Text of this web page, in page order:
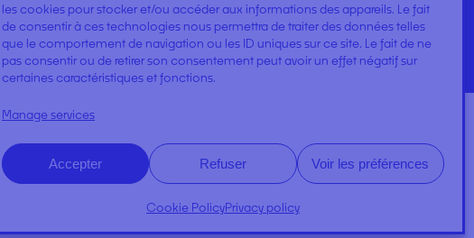
les cookies pour stocker et/ou accéder aux informations des appareils. Le fait
de consentir à ces technologies nous permettra de traiter des données telles
que le comportement de navigation ou les ID uniques sur ce site. Le fait de ne
pas consentir ou de retirer son consentement peut avoir un effet négatif sur
certaines caractéristiques et fonctions.
Manage services
Accepter Refuser Voir les préférences
Cookie PolicyPrivacy policy
DOSSIERS